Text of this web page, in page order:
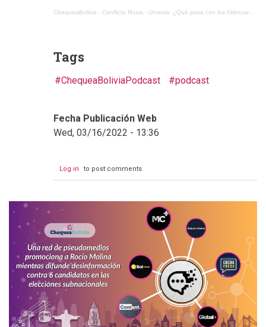
ChequeaBolivia · Conflicto Rusia - Ucrania: ¿Qué pasa con los hidrocarburos y el trigo en Bolivia?
Tags
ChequeaBoliviaPodcast podcast
Fecha Publicación Web
Wed, 03/16/2022 - 13:36
Log in to post comments